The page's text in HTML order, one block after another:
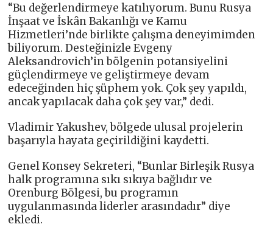
“Bu değerlendirmeye katılıyorum. Bunu Rusya
İnşaat ve İskân Bakanlığı ve Kamu
Hizmetleri’nde birlikte çalışma deneyimimden
biliyorum. Desteğinizle Evgeny
Aleksandrovich’in bölgenin potansiyelini
güçlendirmeye ve geliştirmeye devam
edeceğinden hiç şüphem yok. Çok şey yapıldı,
ancak yapılacak daha çok şey var,” dedi.
Vladimir Yakushev, bölgede ulusal projelerin
başarıyla hayata geçirildiğini kaydetti.
Genel Konsey Sekreteri, “Bunlar Birleşik Rusya
halk programına sıkı sıkıya bağlıdır ve
Orenburg Bölgesi, bu programın
uygulanmasında liderler arasındadır” diye
ekledi.